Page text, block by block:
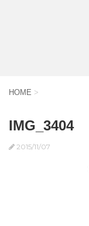
HOME >
IMG_3404
2015/11/07